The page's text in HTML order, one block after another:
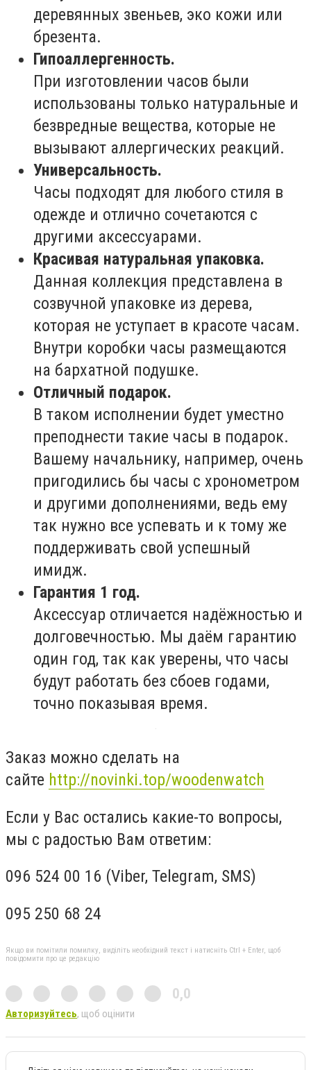
деревянных звеньев, эко кожи или
брезента.
Гипоаллергенность.
При изготовлении часов были
использованы только натуральные и
безвредные вещества, которые не
вызывают аллергических реакций.
Универсальность.
Часы подходят для любого стиля в
одежде и отлично сочетаются с
другими аксессуарами.
Красивая натуральная упаковка.
Данная коллекция представлена в
созвучной упаковке из дерева,
которая не уступает в красоте часам.
Внутри коробки часы размещаются
на бархатной подушке.
Отличный подарок.
В таком исполнении будет уместно
преподнести такие часы в подарок.
Вашему начальнику, например, очень
пригодились бы часы с хронометром
и другими дополнениями, ведь ему
так нужно все успевать и к тому же
поддерживать свой успешный
имидж.
Гарантия 1 год.
Аксессуар отличается надёжностью и
долговечностью. Мы даём гарантию
один год, так как уверены, что часы
будут работать без сбоев годами,
точно показывая время.
Заказ можно сделать на
сайте http://novinki.top/woodenwatch
Если у Вас остались какие-то вопросы,
мы с радостью Вам ответим:
096 524 00 16 (Viber, Telegram, SMS)
095 250 68 24
Якщо ви помітили помилку, виділіть необхідний текст і натисніть Ctrl + Enter, щоб
повідомити про це редакцію
0,0
Авторизуйтесь, щоб оцінити